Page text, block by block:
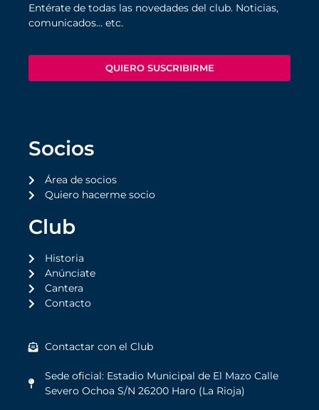
Entérate de todas las novedades del club. Noticias,
comunicados… etc.
QUIERO SUSCRIBIRME
Socios
Área de socios
Quiero hacerme socio
Club
Historia
Anúnciate
Cantera
Contacto
Contactar con el Club
Sede oficial: Estadio Municipal de El Mazo Calle
Severo Ochoa S/N 26200 Haro (La Rioja)